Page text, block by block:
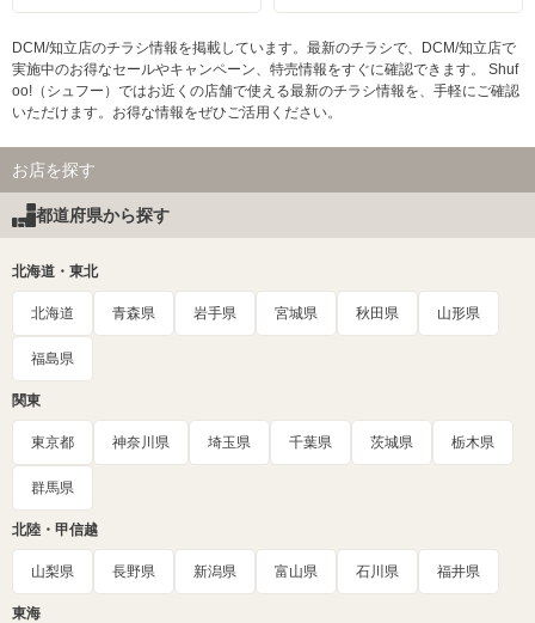
DCM/知立店のチラシ情報を掲載しています。最新のチラシで、DCM/知立店で
実施中のお得なセールやキャンペーン、特売情報をすぐに確認できます。 Shuf
oo!（シュフー）ではお近くの店舗で使える最新のチラシ情報を、手軽にご確認
いただけます。お得な情報をぜひご活用ください。
お店を探す
都道府県から探す
北海道・東北
北海道 青森県 岩手県 宮城県 秋田県 山形県
福島県
関東
東京都 神奈川県 埼玉県 千葉県 茨城県 栃木県
群馬県
北陸・甲信越
山梨県 長野県 新潟県 富山県 石川県 福井県
東海